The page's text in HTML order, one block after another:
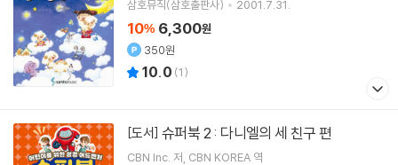
삼호뮤직(삼호출판사)
2001.7.31.
10% 6,300원
350원
10.0 (1)
[도서] 슈퍼북 2 : 다니엘의 세 친구 편
CBN Inc. 저 CBN KOREA 역